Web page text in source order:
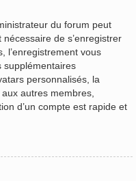
du forum peut
de s’enregistrer
l’enregistrement vous
supplémentaires
personnalisés, la
autres membres,
d’un compte est rapide et